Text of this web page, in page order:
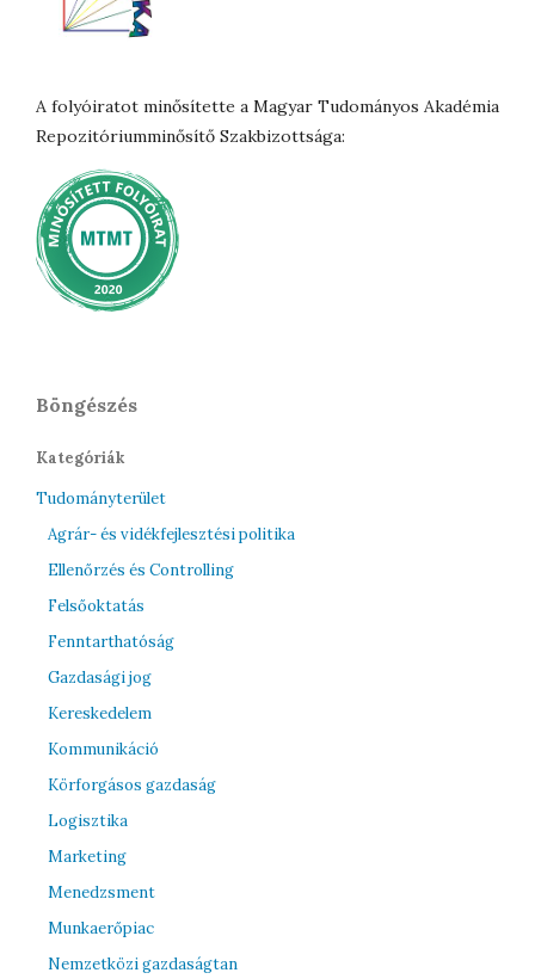
A folyóiratot minősítette a Magyar Tudományos Akadémia
Repozitóriumminősítő Szakbizottsága:
Böngészés
Kategóriák
Tudományterület
Agrár- és vidékfejlesztési politika
Ellenőrzés és Controlling
Felsőoktatás
Fenntarthatóság
Gazdasági jog
Kereskedelem
Kommunikáció
Körforgásos gazdaság
Logisztika
Marketing
Menedzsment
Munkaerőpiac
Nemzetközi gazdaságtan